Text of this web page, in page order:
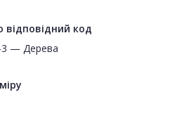
відповідний код
3 — Дерева